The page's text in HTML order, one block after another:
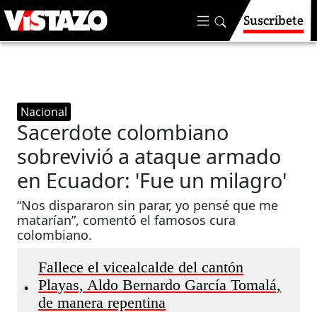
Suscríbete
Nacional
Sacerdote colombiano
sobrevivió a ataque armado
en Ecuador: 'Fue un milagro'
“Nos dispararon sin parar, yo pensé que me
matarían”, comentó el famosos cura
colombiano.
•
Fallece el vicealcalde del cantón
Playas, Aldo Bernardo García Tomalá,
de manera repentina